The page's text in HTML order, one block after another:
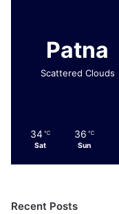
Patna
Scattered Clouds
34 ℃
Sat
36 ℃
Sun
Recent Posts